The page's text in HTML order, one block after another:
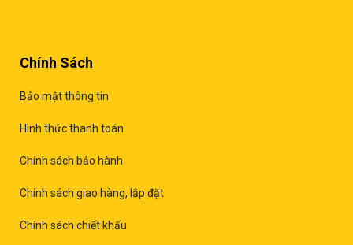
Chính Sách
Bảo mật thông tin
Hình thức thanh toán
Chính sách bảo hành
Chính sách giao hàng, lắp đặt
Chính sách chiết khấu